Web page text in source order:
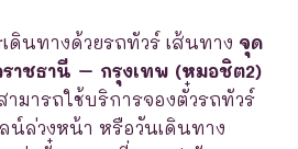
ดินทางด้วยรถทัวร์ เส้นทาง จุด
าชธานี – กรุงเทพ (หมอชิต2)
ามารถใช้บริการจองตั๋วรถทัวร์
น์ล่วงหน้า หรือวันเดินทาง